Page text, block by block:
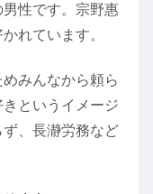
性です。宗野惠
れています。
みんなから頼ら
というイメージ
、長瀞労務など